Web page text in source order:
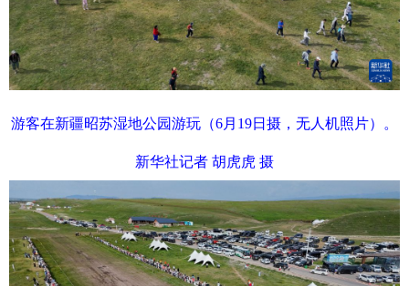
游客在新疆昭苏湿地公园游玩（6月19日摄，无人机照片）。
新华社记者 胡虎虎 摄